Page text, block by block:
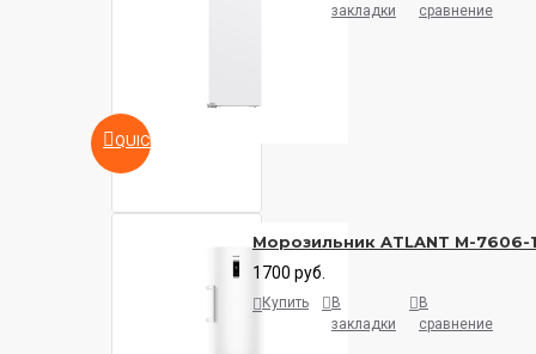
QUICKVIEW
закладки
сравнение
Морозильник ATLANT M-7606-
1700 руб.
Купить
В
закладки
В
сравнение